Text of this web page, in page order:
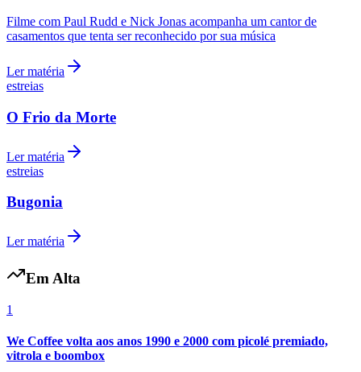
Filme com Paul Rudd e Nick Jonas acompanha um cantor de
casamentos que tenta ser reconhecido por sua música
Ler matéria
estreias
O Frio da Morte
Ler matéria
estreias
Bugonia
Ler matéria
Em Alta
1
We Coffee volta aos anos 1990 e 2000 com picolé premiado,
vitrola e boombox